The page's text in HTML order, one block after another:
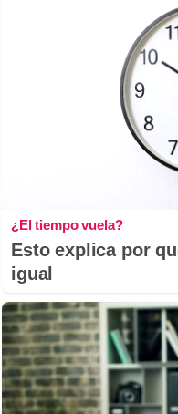
¿El tiempo vuela?
Esto explica por
igual